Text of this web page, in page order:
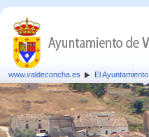
www.valdeconcha.es El Ayuntamiento